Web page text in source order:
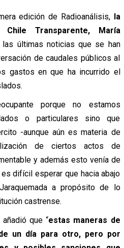
edición de Radioanálisis,la
Transparente, María
últimas noticias que se han
de caudales públicos al
gastos en que ha incurrido el
porque no estamos
o particulares sino que
-aunque aún es materia de
de ciertos actos de
y además esto venía de
difícil esperar que hacia abajo
a propósito de lo
castrense.
que “estas maneras de
un día para otro, pero por